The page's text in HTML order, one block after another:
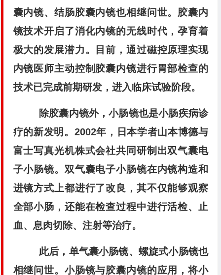
囊内镜、结肠胶囊内镜也相继问世。胶囊内
镜技术开启了消化内镜的无线时代，孕育着
极大的发展潜力。目前，通过磁控原理实现
内镜医师主动控制胶囊内镜进行胃部检查的
技术已完成前期研发，进入临床试验阶段。
除胶囊内镜外，小肠镜也是小肠疾病诊
疗的新发明。2002年，日本学者山本博德与
富士写真光机株式会社共同研制出双气囊电
子小肠镜。双气囊电子小肠镜在内镜构造和
进镜方式上都进行了改良，其不仅能够观察
全部小肠，还能在检查过程中进行活检、止
血、息肉切除、注射等治疗。
此后，单气囊小肠镜、螺旋式小肠镜也
相继问世。小肠镜与胶囊内镜的应用，将小